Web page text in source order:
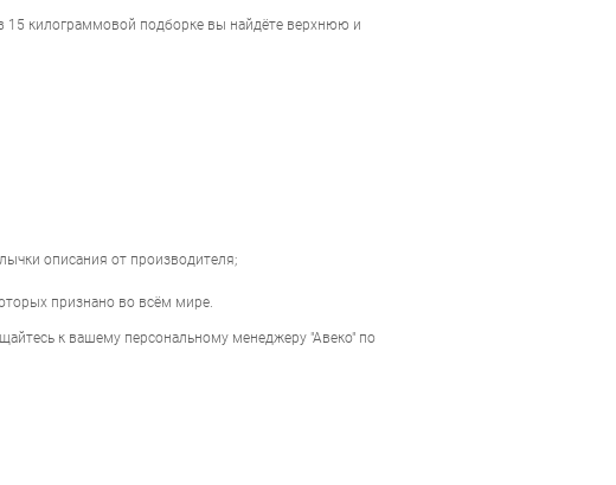
15 килограммовой подборке вы найдёте верхнюю и
описания от производителя;
признано во всём мире.
к вашему персональному менеджеру "Авеко" по